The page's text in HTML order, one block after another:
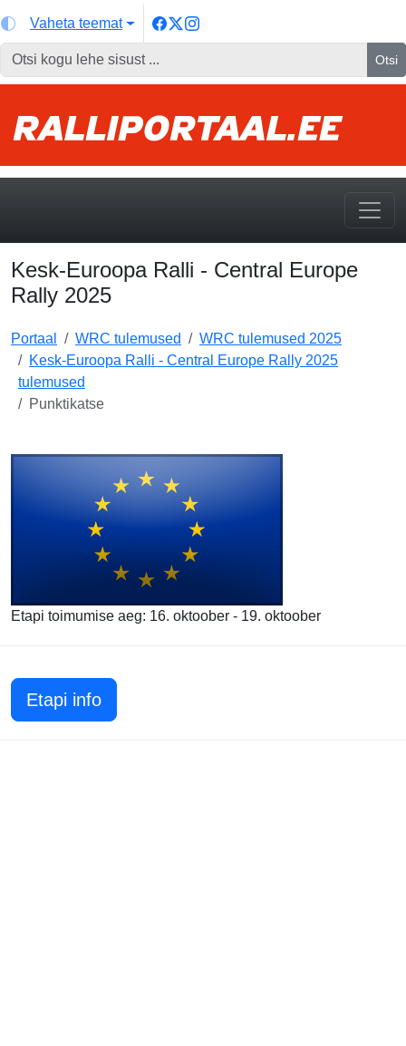
Vaheta teemat
Otsi
Kesk-Euroopa Ralli - Central Europe
Rally 2025
Portaal WRC tulemused
WRC tulemused 2025
Kesk-Euroopa Ralli - Central Europe Rally 2025
tulemused
Punktikatse
Etapi toimumise aeg: 16. oktoober - 19. oktoober
Etapi info